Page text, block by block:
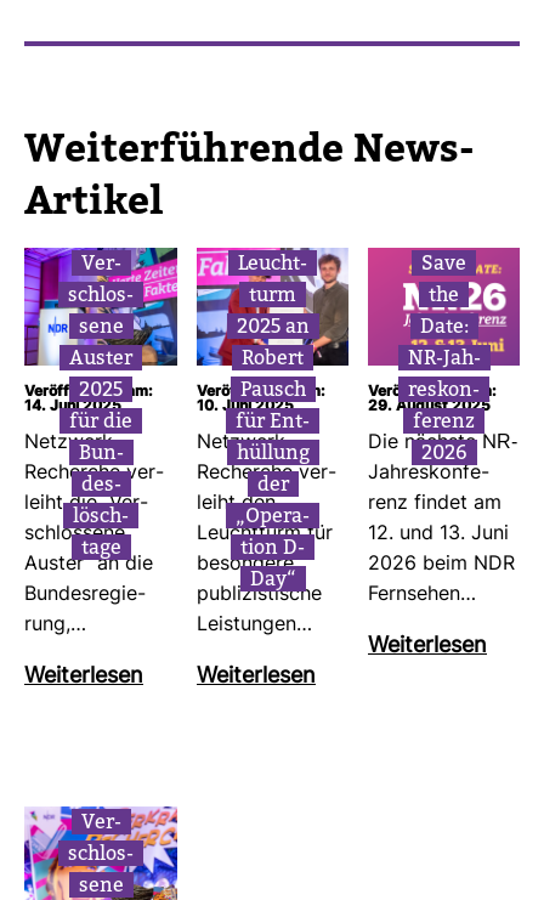
Wei­ter­füh­rende News-​
Artikel
Ver­
schlos­
sene
Auster
2025
für die
Bun­
des­
lösch­
tage
Veröffentlicht am:
14. Juni 2025
Netz­werk
Recherche ver­
leiht die „Ver­
schlos­sene
Auster“ an die
Bun­des­re­gie­
rung,…
Wei­ter­lesen
Leucht­
turm
2025 an
Robert
Pausch
für Ent­
hül­lung
der
„Ope­ra­
tion D-
Day“
Veröffentlicht am:
10. Juni 2025
Netz­werk
Recherche ver­
leiht den
Leucht­turm für
beson­dere
publi­zis­ti­sche
Leis­tungen…
Wei­ter­lesen
Save
the
Date:
NR-​Jah­
res­kon­
fe­renz
2026
Veröffentlicht am:
29. August 2025
Die nächste NR-​
Jah­res­kon­fe­
renz findet am
12. und 13. Juni
2026 beim NDR
Fern­sehen…
Wei­ter­lesen
Ver­
schlos­
sene